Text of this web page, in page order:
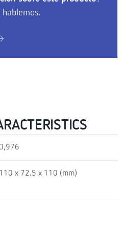
0,976
110 x 72.5 x 110 (mm)